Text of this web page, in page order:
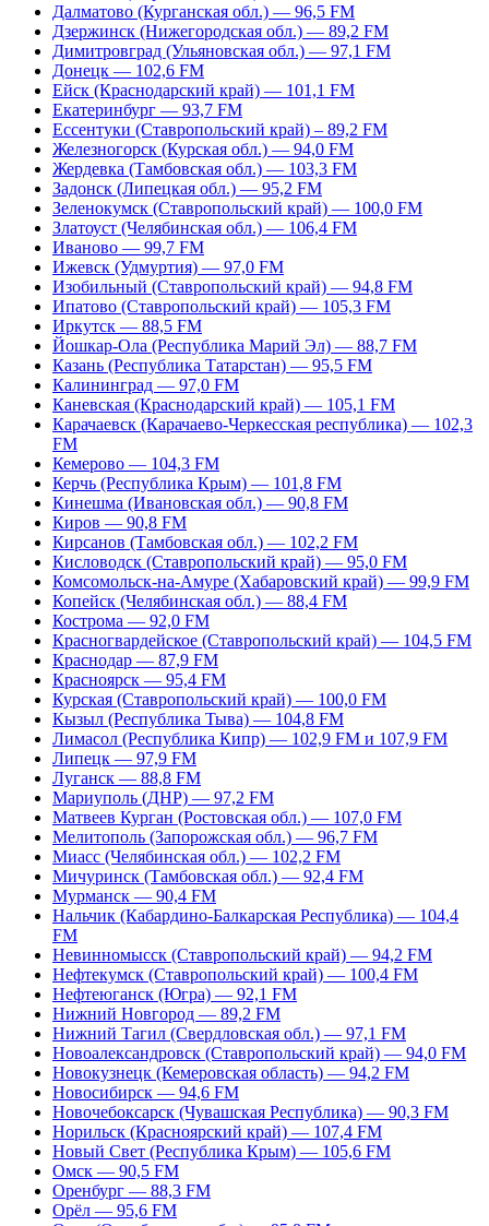
Далматово (Курганская обл.) — 96,5 FM
Дзержинск (Нижегородская обл.) — 89,2 FM
Димитровград (Ульяновская обл.) — 97,1 FM
Донецк — 102,6 FM
Ейск (Краснодарский край) — 101,1 FM
Екатеринбург — 93,7 FM
Ессентуки (Ставропольский край) – 89,2 FM
Железногорск (Курская обл.) — 94,0 FM
Жердевка (Тамбовская обл.) — 103,3 FM
Задонск (Липецкая обл.) — 95,2 FM
Зеленокумск (Ставропольский край) — 100,0 FM
Златоуст (Челябинская обл.) — 106,4 FM
Иваново — 99,7 FM
Ижевск (Удмуртия) — 97,0 FM
Изобильный (Ставропольский край) — 94,8 FM
Ипатово (Ставропольский край) — 105,3 FM
Иркутск — 88,5 FM
Йошкар-Ола (Республика Марий Эл) — 88,7 FM
Казань (Республика Татарстан) — 95,5 FM
Калининград — 97,0 FM
Каневская (Краснодарский край) — 105,1 FM
Карачаевск (Карачаево-Черкесская республика) — 102,3
FM
Кемерово — 104,3 FM
Керчь (Республика Крым) — 101,8 FM
Кинешма (Ивановская обл.) — 90,8 FM
Киров — 90,8 FM
Кирсанов (Тамбовская обл.) — 102,2 FM
Кисловодск (Ставропольский край) — 95,0 FM
Комсомольск-на-Амуре (Хабаровский край) — 99,9 FM
Копейск (Челябинская обл.) — 88,4 FM
Кострома — 92,0 FM
Красногвардейское (Ставропольский край) — 104,5 FM
Краснодар — 87,9 FM
Красноярск — 95,4 FM
Курская (Ставропольский край) — 100,0 FM
Кызыл (Республика Тыва) — 104,8 FM
Лимасол (Республика Кипр) — 102,9 FM и 107,9 FM
Липецк — 97,9 FM
Луганск — 88,8 FM
Мариуполь (ДНР) — 97,2 FM
Матвеев Курган (Ростовская обл.) — 107,0 FM
Мелитополь (Запорожская обл.) — 96,7 FM
Миасс (Челябинская обл.) — 102,2 FM
Мичуринск (Тамбовская обл.) — 92,4 FM
Мурманск — 90,4 FM
Нальчик (Кабардино-Балкарская Республика) — 104,4
FM
Невинномысск (Ставропольский край) — 94,2 FM
Нефтекумск (Ставропольский край) — 100,4 FM
Нефтеюганск (Югра) — 92,1 FM
Нижний Новгород — 89,2 FM
Нижний Тагил (Свердловская обл.) — 97,1 FM
Новоалександровск (Ставропольский край) — 94,0 FM
Новокузнецк (Кемеровская область) — 94,2 FM
Новосибирск — 94,6 FM
Новочебоксарск (Чувашская Республика) — 90,3 FM
Норильск (Красноярский край) — 107,4 FM
Новый Свет (Республика Крым) — 105,6 FM
Омск — 90,5 FM
Оренбург — 88,3 FM
Орёл — 95,6 FM